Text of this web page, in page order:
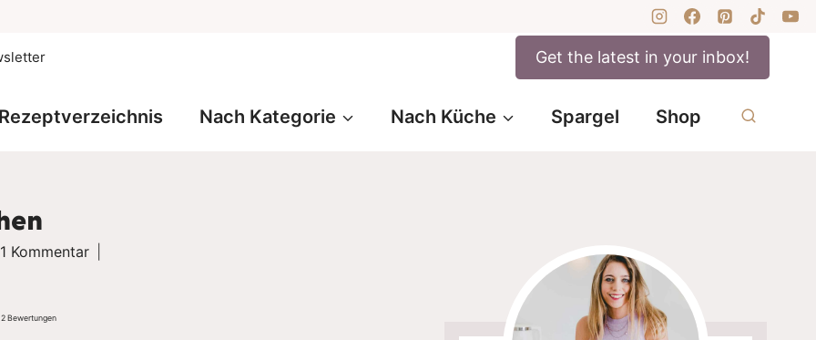
Get the latest in your inbox!
Rezeptverzeichnis Nach Kategorie Nach Küche Spargel Shop
1 Kommentar
2Bewertungen